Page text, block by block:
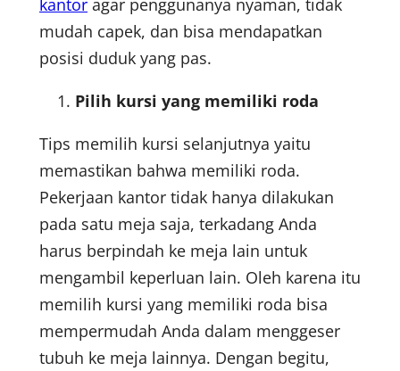
kantor agar penggunanya nyaman, tidak
mudah capek, dan bisa mendapatkan
posisi duduk yang pas.
Pilih kursi yang memiliki roda
Tips memilih kursi selanjutnya yaitu
memastikan bahwa memiliki roda.
Pekerjaan kantor tidak hanya dilakukan
pada satu meja saja, terkadang Anda
harus berpindah ke meja lain untuk
mengambil keperluan lain. Oleh karena itu
memilih kursi yang memiliki roda bisa
mempermudah Anda dalam menggeser
tubuh ke meja lainnya. Dengan begitu,